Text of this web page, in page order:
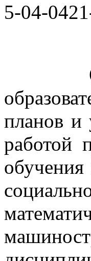
5-04-
планов и
работой